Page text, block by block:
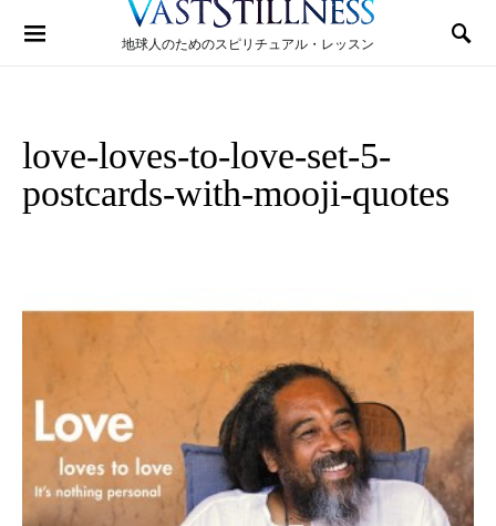
地球人のためのスピリチュアル・レッスン
Search for:
love-loves-to-love-set-5-
postcards-with-mooji-quotes